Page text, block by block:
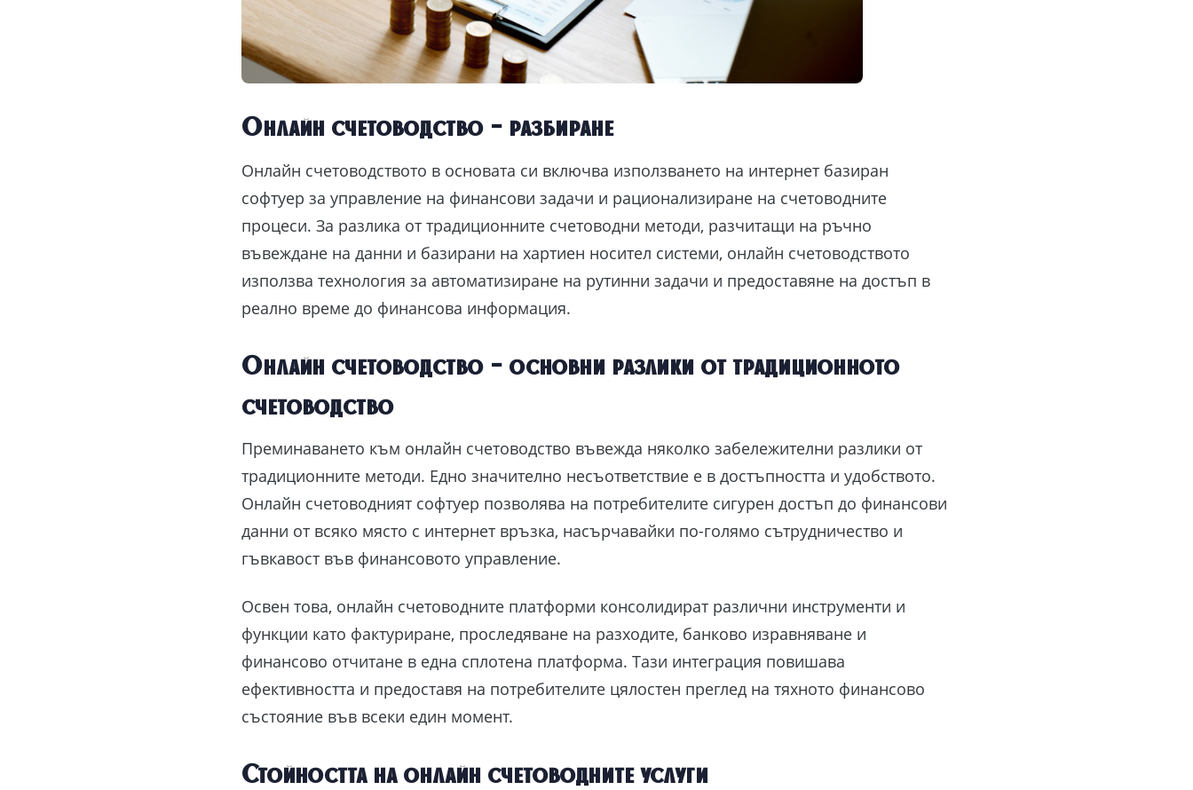
Онлайн счетоводство – разбиране
Онлайн счетоводството в основата си включва използването на интернет базиран
софтуер за управление на финансови задачи и рационализиране на счетоводните
процеси. За разлика от традиционните счетоводни методи, разчитащи на ръчно
въвеждане на данни и базирани на хартиен носител системи, онлайн счетоводството
използва технология за автоматизиране на рутинни задачи и предоставяне на достъп в
реално време до финансова информация.
Онлайн счетоводство – основни разлики от традиционното
счетоводство
Преминаването към онлайн счетоводство въвежда няколко забележителни разлики от
традиционните методи. Едно значително несъответствие е в достъпността и удобството.
Онлайн счетоводният софтуер позволява на потребителите сигурен достъп до финансови
данни от всяко място с интернет връзка, насърчавайки по-голямо сътрудничество и
гъвкавост във финансовото управление.
Освен това, онлайн счетоводните платформи консолидират различни инструменти и
функции като фактуриране, проследяване на разходите, банково изравняване и
финансово отчитане в една сплотена платформа. Тази интеграция повишава
ефективността и предоставя на потребителите цялостен преглед на тяхното финансово
състояние във всеки един момент.
Стойността на онлайн счетоводните услуги